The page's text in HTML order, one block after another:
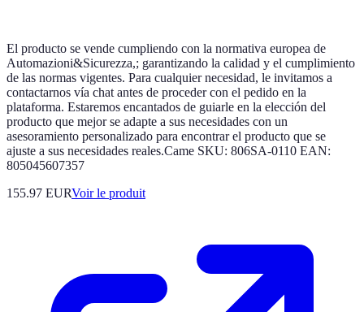
El producto se vende cumpliendo con la normativa europea de
Automazioni&Sicurezza,; garantizando la calidad y el cumplimiento
de las normas vigentes. Para cualquier necesidad, le invitamos a
contactarnos vía chat antes de proceder con el pedido en la
plataforma. Estaremos encantados de guiarle en la elección del
producto que mejor se adapte a sus necesidades con un
asesoramiento personalizado para encontrar el producto que se
ajuste a sus necesidades reales.Came SKU: 806SA-0110 EAN:
805045607357
155.97 EURVoir le produit